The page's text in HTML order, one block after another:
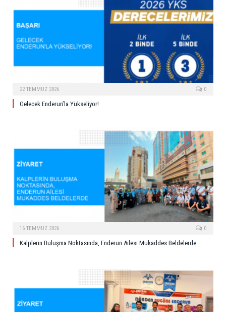
22 TEMMUZ 2026 0
Gelecek Enderun’la Yükseliyor!
16 TEMMUZ 2026 0
Kalplerin Buluşma Noktasında, Enderun Ailesi Mukaddes Beldelerde